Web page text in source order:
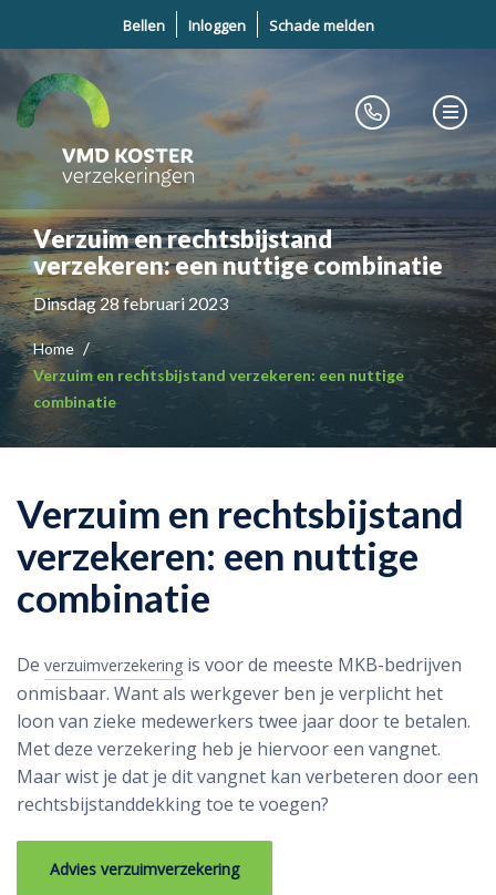
Bellen Inloggen Schade melden
Verzuim en rechtsbijstand
verzekeren: een nuttige combinatie
Dinsdag 28 februari 2023
Home
Verzuim en rechtsbijstand verzekeren: een nuttige
combinatie
Verzuim en rechtsbijstand
verzekeren: een nuttige
combinatie
De verzuimverzekering is voor de meeste MKB-bedrijven
onmisbaar. Want als werkgever ben je verplicht het
loon van zieke medewerkers twee jaar door te betalen.
Met deze verzekering heb je hiervoor een vangnet.
Maar wist je dat je dit vangnet kan verbeteren door een
rechtsbijstanddekking toe te voegen?
Advies verzuimverzekering